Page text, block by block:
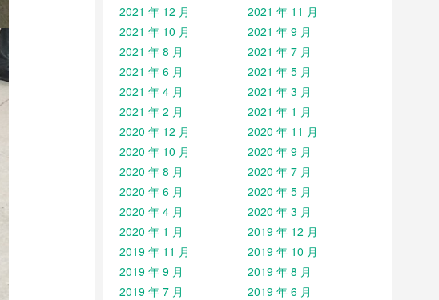
2021 年 12 月
2021 年 11 月
2021 年 10 月
2021 年 9 月
2021 年 8 月
2021 年 7 月
2021 年 6 月
2021 年 5 月
2021 年 4 月
2021 年 3 月
2021 年 2 月
2021 年 1 月
2020 年 12 月
2020 年 11 月
2020 年 10 月
2020 年 9 月
2020 年 8 月
2020 年 7 月
2020 年 6 月
2020 年 5 月
2020 年 4 月
2020 年 3 月
2020 年 1 月
2019 年 12 月
2019 年 11 月
2019 年 10 月
2019 年 9 月
2019 年 8 月
2019 年 7 月
2019 年 6 月